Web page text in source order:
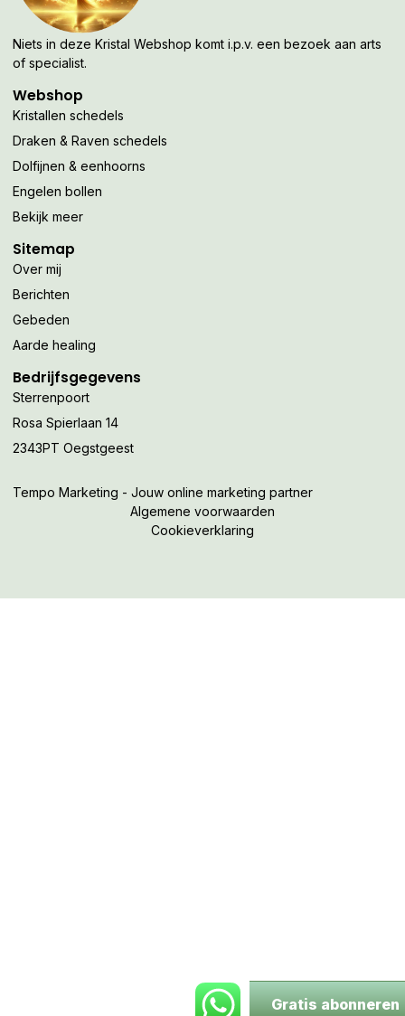
Niets in deze Kristal Webshop komt i.p.v. een bezoek aan arts
of specialist.
Webshop
Kristallen schedels
Draken & Raven schedels
Dolfijnen & eenhoorns
Engelen bollen
Bekijk meer
Sitemap
Over mij
Berichten
Gebeden
Aarde healing
Bedrijfsgegevens
Sterrenpoort
Rosa Spierlaan 14
2343PT Oegstgeest
Tempo Marketing - Jouw online marketing partner
Algemene voorwaarden
Cookieverklaring
Gratis abonneren